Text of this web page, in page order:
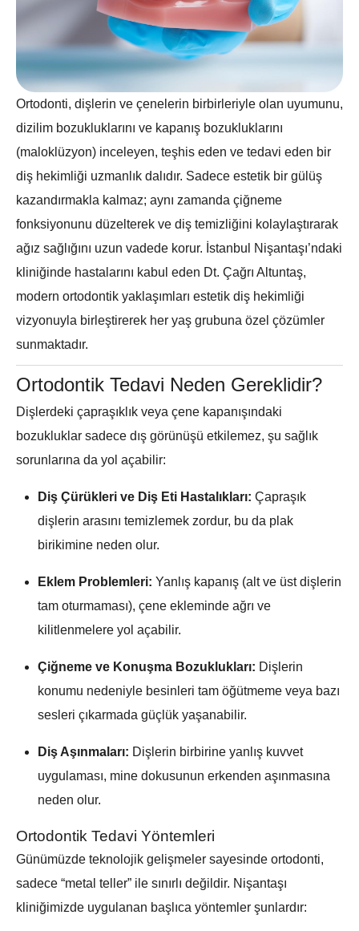
Ortodonti, dişlerin ve çenelerin birbirleriyle olan uyumunu,
dizilim bozukluklarını ve kapanış bozukluklarını
(maloklüzyon) inceleyen, teşhis eden ve tedavi eden bir
diş hekimliği uzmanlık dalıdır. Sadece estetik bir gülüş
kazandırmakla kalmaz; aynı zamanda çiğneme
fonksiyonunu düzelterek ve diş temizliğini kolaylaştırarak
ağız sağlığını uzun vadede korur. İstanbul Nişantaşı’ndaki
kliniğinde hastalarını kabul eden Dt. Çağrı Altuntaş,
modern ortodontik yaklaşımları estetik diş hekimliği
vizyonuyla birleştirerek her yaş grubuna özel çözümler
sunmaktadır.
Ortodontik Tedavi Neden Gereklidir?
Dişlerdeki çapraşıklık veya çene kapanışındaki
bozukluklar sadece dış görünüşü etkilemez, şu sağlık
sorunlarına da yol açabilir:
Diş Çürükleri ve Diş Eti Hastalıkları: Çapraşık
dişlerin arasını temizlemek zordur, bu da plak
birikimine neden olur.
Eklem Problemleri: Yanlış kapanış (alt ve üst dişlerin
tam oturmaması), çene ekleminde ağrı ve
kilitlenmelere yol açabilir.
Çiğneme ve Konuşma Bozuklukları: Dişlerin
konumu nedeniyle besinleri tam öğütmeme veya bazı
sesleri çıkarmada güçlük yaşanabilir.
Diş Aşınmaları: Dişlerin birbirine yanlış kuvvet
uygulaması, mine dokusunun erkenden aşınmasına
neden olur.
Ortodontik Tedavi Yöntemleri
Günümüzde teknolojik gelişmeler sayesinde ortodonti,
sadece “metal teller” ile sınırlı değildir. Nişantaşı
kliniğimizde uygulanan başlıca yöntemler şunlardır: